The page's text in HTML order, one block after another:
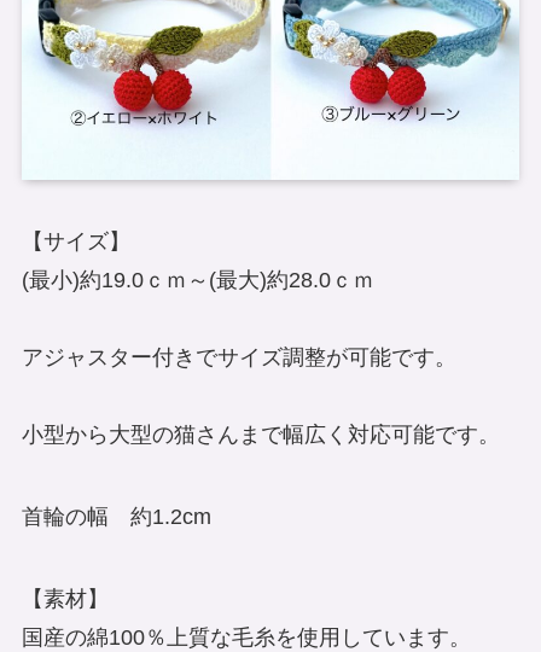
【サイズ】
(最小)約19.0ｃｍ～(最大)約28.0ｃｍ
アジャスター付きでサイズ調整が可能です。
小型から大型の猫さんまで幅広く対応可能です。
首輪の幅 約1.2cm
【素材】
国産の綿100％上質な毛糸を使用しています。